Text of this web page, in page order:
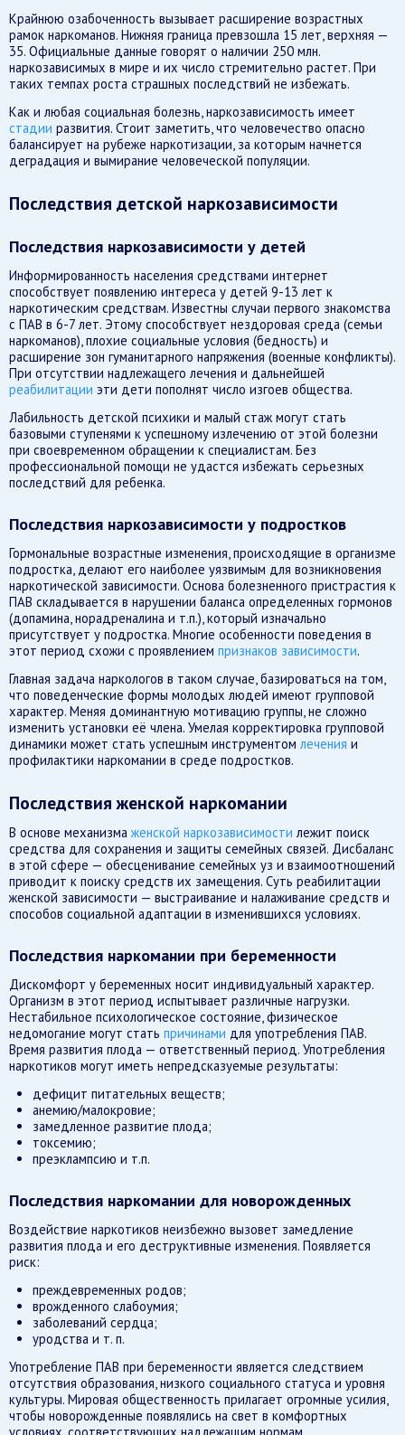
Крайнюю озабоченность вызывает расширение возрастных
рамок наркоманов. Нижняя граница превзошла 15 лет, верхняя —
35. Официальные данные говорят о наличии 250 млн.
наркозависимых в мире и их число стремительно растет. При
таких темпах роста страшных последствий не избежать.
Как и любая социальная болезнь, наркозависимость имеет
стадии развития. Стоит заметить, что человечество опасно
балансирует на рубеже наркотизации, за которым начнется
деградация и вымирание человеческой популяции.
Последствия детской наркозависимости
Последствия наркозависимости у детей
Информированность населения средствами интернет
способствует появлению интереса у детей 9-13 лет к
наркотическим средствам. Известны случаи первого знакомства
с ПАВ в 6-7 лет. Этому способствует нездоровая среда (семьи
наркоманов), плохие социальные условия (бедность) и
расширение зон гуманитарного напряжения (военные конфликты).
При отсутствии надлежащего лечения и дальнейшей
реабилитации эти дети пополнят число изгоев общества.
Лабильность детской психики и малый стаж могут стать
базовыми ступенями к успешному излечению от этой болезни
при своевременном обращении к специалистам. Без
профессиональной помощи не удастся избежать серьезных
последствий для ребенка.
Последствия наркозависимости у подростков
Гормональные возрастные изменения, происходящие в организме
подростка, делают его наиболее уязвимым для возникновения
наркотической зависимости. Основа болезненного пристрастия к
ПАВ складывается в нарушении баланса определенных гормонов
(допамина, норадреналина и т.п.), который изначально
присутствует у подростка. Многие особенности поведения в
этот период схожи с проявлением признаков зависимости.
Главная задача наркологов в таком случае, базироваться на том,
что поведенческие формы молодых людей имеют групповой
характер. Меняя доминантную мотивацию группы, не сложно
изменить установки её члена. Умелая корректировка групповой
динамики может стать успешным инструментом лечения и
профилактики наркомании в среде подростков.
Последствия женской наркомании
В основе механизмаженской наркозависимости лежит поиск
средства для сохранения и защиты семейных связей. Дисбаланс
в этой сфере — обесценивание семейных уз и взаимоотношений
приводит к поиску средств их замещения. Суть реабилитации
женской зависимости — выстраивание и налаживание средств и
способов социальной адаптации в изменившихся условиях.
Последствия наркомании при беременности
Дискомфорт у беременных носит индивидуальный характер.
Организм в этот период испытывает различные нагрузки.
Нестабильное психологическое состояние, физическое
недомогание могут стать причинами для употребления ПАВ.
Время развития плода — ответственный период. Употребления
наркотиков могут иметь непредсказуемые результаты:
дефицит питательных веществ;
анемию/малокровие;
замедленное развитие плода;
токсемию;
преэклампсию и т.п.
Последствия наркомании для новорожденных
Воздействие наркотиков неизбежно вызовет замедление
развития плода и его деструктивные изменения. Появляется
риск:
преждевременных родов;
врожденного слабоумия;
заболеваний сердца;
уродства и т. п.
Употребление ПАВ при беременности является следствием
отсутствия образования, низкого социального статуса и уровня
культуры. Мировая общественность прилагает огромные усилия,
чтобы новорожденные появлялись на свет в комфортных